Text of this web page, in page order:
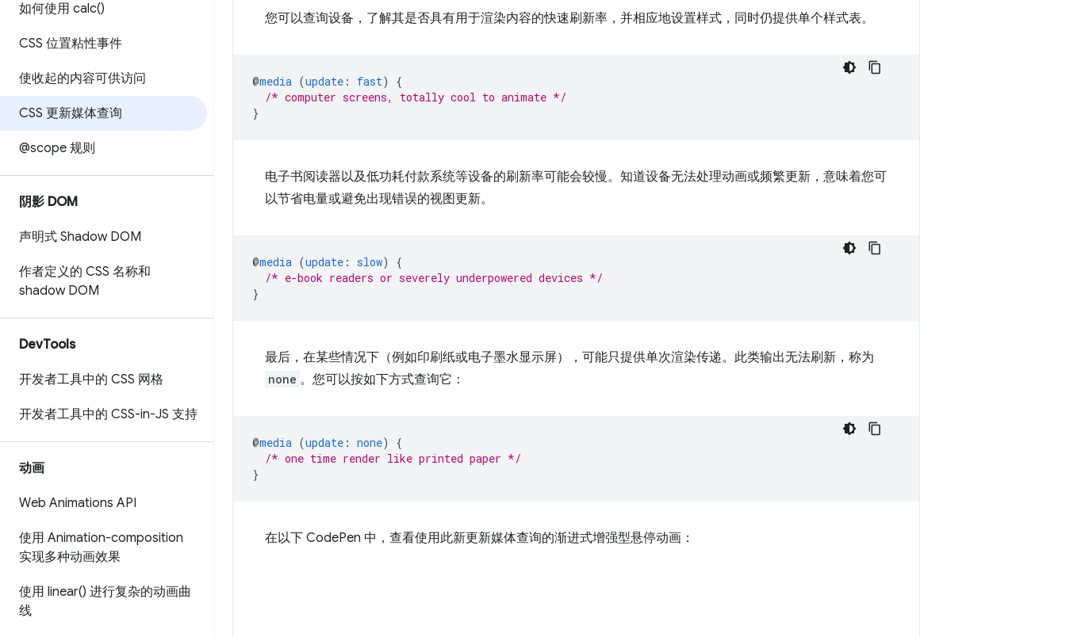
如何使用 calc()
CSS 位置粘性事件
使收起的内容可供访问
CSS 更新媒体查询
@scope 规则
阴影 DOM
声明式 Shadow DOM
作者定义的 CSS 名称和
shadow DOM
DevTools
开发者工具中的 CSS 网格
开发者工具中的 CSS-in-JS 支持
动画
Web Animations API
使用 Animation-composition
实现多种动画效果
使用 linear() 进行复杂的动画曲
线
您可以查询设备，了解其是否具有用于渲染内容的快速刷新率，并相应地设置样式，同时仍提供单个样式表。
@media (update : fast)
{
/* computer screens, totally cool to animate */
}
电子书阅读器以及低功耗付款系统等设备的刷新率可能会较慢。知道设备无法处理动画或频繁更新，意味着您可
以节省电量或避免出现错误的视图更新。
@media (update : slow)
{
/* e-book readers or severely underpowered devices */
}
最后，在某些情况下（例如印刷纸或电子墨水显示屏），可能只提供单次渲染传递。此类输出无法刷新，称为
none 。您可以按如下方式查询它：
@media (update : none)
{
/* one time render like printed paper */
}
在以下 CodePen 中，查看使用此新更新媒体查询的渐进式增强型悬停动画：